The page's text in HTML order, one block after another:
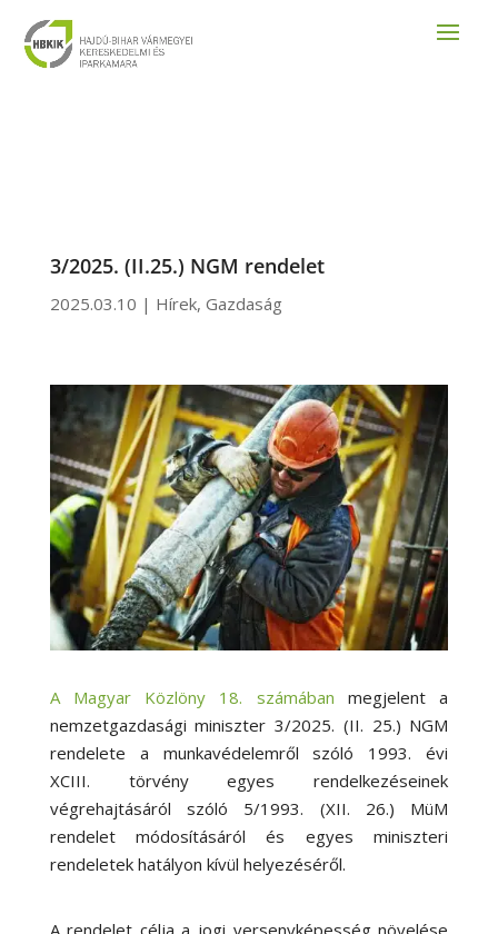
3/2025. (II.25.) NGM rendelet
2025.03.10 | Hírek, Gazdaság
A Magyar Közlöny 18. számában megjelent a
nemzetgazdasági miniszter 3/2025. (II. 25.) NGM
rendelete a munkavédelemről szóló 1993. évi
XCIII. törvény egyes rendelkezéseinek
végrehajtásáról szóló 5/1993. (XII. 26.) MüM
rendelet módosításáról és egyes miniszteri
rendeletek hatályon kívül helyezéséről.
A rendelet célja a jogi versenyképesség növelése